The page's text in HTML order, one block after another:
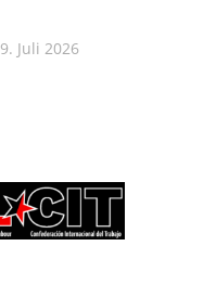
9. Juli 2026